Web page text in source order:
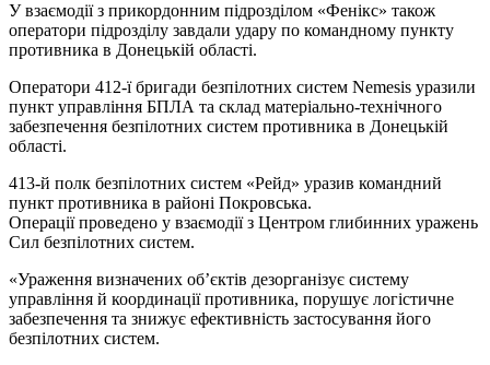
У взаємодії з прикордонним підрозділом «Фенікс» також
оператори підрозділу завдали удару по командному пункту
противника в Донецькій області.
Оператори 412-ї бригади безпілотних систем Nemesis уразили
пункт управління БПЛА та склад матеріально-технічного
забезпечення безпілотних систем противника в Донецькій
області.
413-й полк безпілотних систем «Рейд» уразив командний
пункт противника в районі Покровська.
Операції проведено у взаємодії з Центром глибинних уражень
Сил безпілотних систем.
«Ураження визначених об’єктів дезорганізує систему
управління й координації противника, порушує логістичне
забезпечення та знижує ефективність застосування його
безпілотних систем.